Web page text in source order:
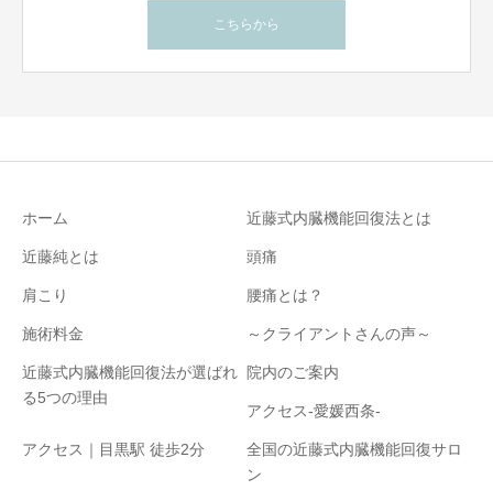
こちらから
ホーム 近藤式内臓機能回復法とは
近藤純とは 頭痛
肩こり 腰痛とは？
施術料金 ～クライアントさんの声～
近藤式内臓機能回復法が選ばれ
る5つの理由
院内のご案内
アクセス-愛媛西条-
アクセス｜目黒駅 徒歩2分
全国の近藤式内臓機能回復サロ
ン